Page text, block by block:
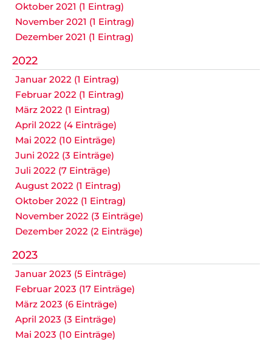
Oktober 2021 (1 Eintrag)
November 2021 (1 Eintrag)
Dezember 2021 (1 Eintrag)
2022
Januar 2022 (1 Eintrag)
Februar 2022 (1 Eintrag)
März 2022 (1 Eintrag)
April 2022 (4 Einträge)
Mai 2022 (10 Einträge)
Juni 2022 (3 Einträge)
Juli 2022 (7 Einträge)
August 2022 (1 Eintrag)
Oktober 2022 (1 Eintrag)
November 2022 (3 Einträge)
Dezember 2022 (2 Einträge)
2023
Januar 2023 (5 Einträge)
Februar 2023 (17 Einträge)
März 2023 (6 Einträge)
April 2023 (3 Einträge)
Mai 2023 (10 Einträge)